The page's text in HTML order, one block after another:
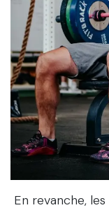
En revanche,